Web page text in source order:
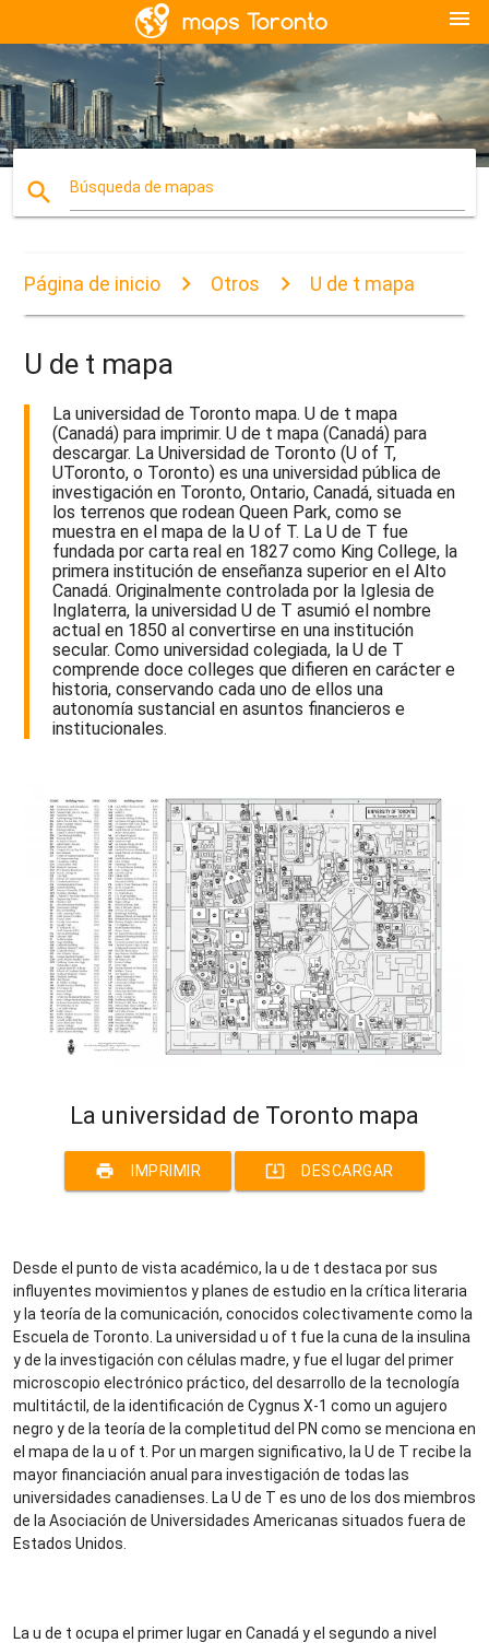
menu
search Búsqueda de mapas
Página de inicio Otros U de t mapa
U de t mapa
La universidad de Toronto mapa. U de t mapa
(Canadá) para imprimir. U de t mapa (Canadá) para
descargar. La Universidad de Toronto (U of T,
UToronto, o Toronto) es una universidad pública de
investigación en Toronto, Ontario, Canadá, situada en
los terrenos que rodean Queen Park, como se
muestra en el mapa de la U of T. La U de T fue
fundada por carta real en 1827 como King College, la
primera institución de enseñanza superior en el Alto
Canadá. Originalmente controlada por la Iglesia de
Inglaterra, la universidad U de T asumió el nombre
actual en 1850 al convertirse en una institución
secular. Como universidad colegiada, la U de T
comprende doce colleges que difieren en carácter e
historia, conservando cada uno de ellos una
autonomía sustancial en asuntos financieros e
institucionales.
La universidad de Toronto mapa
print IMPRIMIR system_update_alt DESCARGAR
Desde el punto de vista académico, la u de t destaca por sus
influyentes movimientos y planes de estudio en la crítica literaria
y la teoría de la comunicación, conocidos colectivamente como la
Escuela de Toronto. La universidad u of t fue la cuna de la insulina
y de la investigación con células madre, y fue el lugar del primer
microscopio electrónico práctico, del desarrollo de la tecnología
multitáctil, de la identificación de Cygnus X-1 como un agujero
negro y de la teoría de la completitud del PN como se menciona en
el mapa de la u of t. Por un margen significativo, la U de T recibe la
mayor financiación anual para investigación de todas las
universidades canadienses. La U de T es uno de los dos miembros
de la Asociación de Universidades Americanas situados fuera de
Estados Unidos.
La u de t ocupa el primer lugar en Canadá y el segundo a nivel